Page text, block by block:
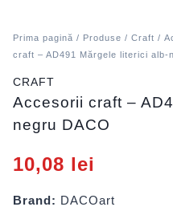
Prima pagină / Produse / Craft /
craft – AD491 Mărgele literici alb-
CRAFT
Accesorii craft –
negru DACO
10,08 lei
Brand: DACOart